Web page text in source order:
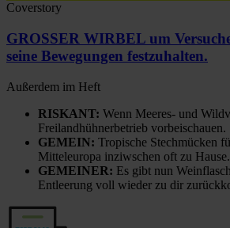
Coverstory
GROSSER WIRBEL um
seine Bewegungen festzuhalten.
Außerdem im Heft
RISKANT: Wenn Meeres- und
Freilandhühnerbetrieb vorbeischauen.
GEMEIN: Tropische Stechmücken
Mitteleuropa inziwschen oft zu Hause.
GEMEINER: Es gibt nun
Entleerung voll wieder zu dir